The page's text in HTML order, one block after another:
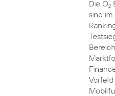
Die O2
sind
Vorfeld